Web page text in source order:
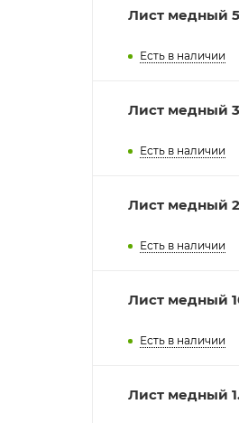
Лист медный
Есть в наличии
Лист медный
Есть в наличии
Лист медный
Есть в наличии
Лист медный
Есть в наличии
Лист медный